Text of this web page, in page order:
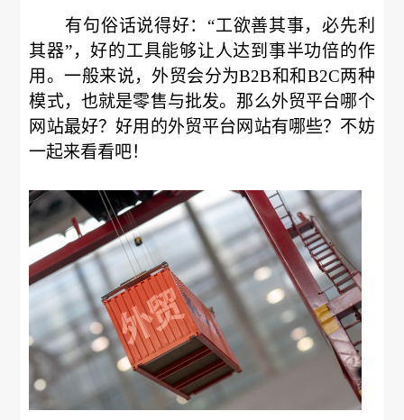
有句俗话说得好：“工欲善其事，必先利
其器”，好的工具能够让人达到事半功倍的作
用。一般来说，外贸会分为B2B和和B2C两种
模式，也就是零售与批发。那么外贸平台哪个
网站最好？好用的外贸平台网站有哪些？不妨
一起来看看吧！